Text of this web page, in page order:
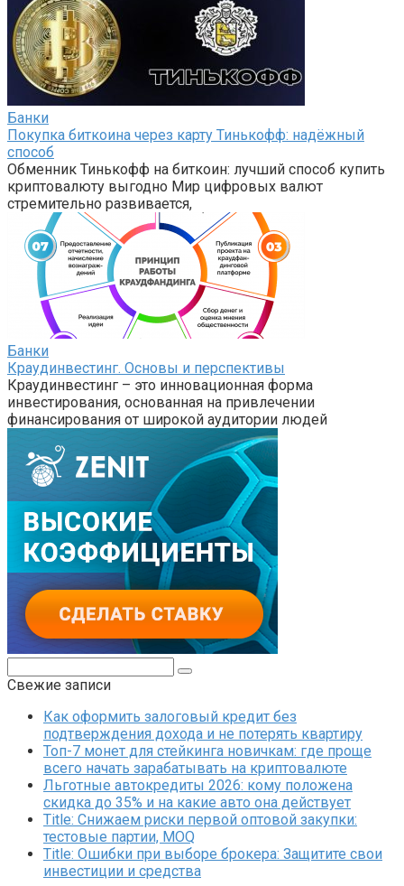
Банки
Покупка биткоина через карту Тинькофф: надёжный
способ
Обменник Тинькофф на биткоин: лучший способ купить
криптовалюту выгодно Мир цифровых валют
стремительно развивается,
Банки
Краудинвестинг. Основы и перспективы
Краудинвестинг – это инновационная форма
инвестирования, основанная на привлечении
финансирования от широкой аудитории людей
Свежие записи
Как оформить залоговый кредит без
подтверждения дохода и не потерять квартиру
Топ-7 монет для стейкинга новичкам: где проще
всего начать зарабатывать на криптовалюте
Льготные автокредиты 2026: кому положена
скидка до 35% и на какие авто она действует
Title: Снижаем риски первой оптовой закупки:
тестовые партии, MOQ
Title: Ошибки при выборе брокера: Защитите свои
инвестиции и средства